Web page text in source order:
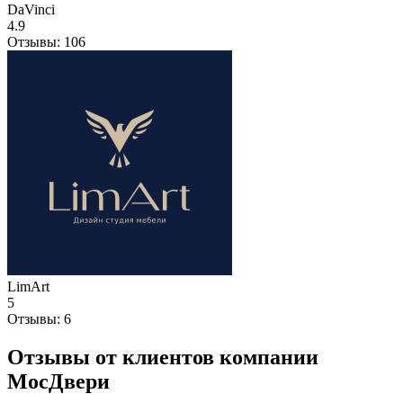
DaVinci
4.9
Отзывы: 106
LimArt
5
Отзывы: 6
Отзывы от клиентов компании
МосДвери